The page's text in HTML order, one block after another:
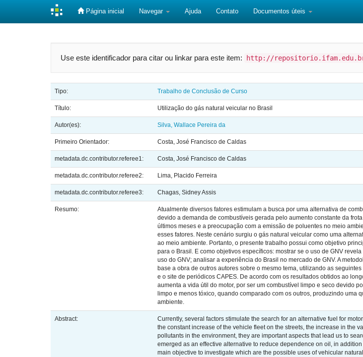
Página inicial Navegar Ajuda Contato Documentos úteis
Use este identificador para citar ou linkar para este item: http://
Tipo: Trabalho de Conclusão de Curso
Título: Utilização do gás natural veicular no Brasil
Autor(es): Silva, Wallace Pereira da
Primeiro Orientador: Costa, José Francisco de Caldas
metadata.dc.contributor.referee1: Costa, José Francisco de Caldas
metadata.dc.contributor.referee2: Lima, Placido Ferreira
metadata.dc.contributor.referee3: Chagas, Sidney Assis
Resumo:
Atualmente diversos fatores estimulam a busca por uma alternativa de
devido a demanda de combustíveis gerada pelo aumento constante da
últimos meses e a preocupação com a emissão de poluentes no meio
esses fatores. Neste cenário surgiu o gás natural veicular como uma
ao meio ambiente. Portanto, o presente trabalho possui como objetivo
para o Brasil. E como objetivos específicos: mostrar se o uso de GNV
uso do GNV; analisar a experiência do Brasil no mercado de GNV. A
base a obra de outros autores sobre o mesmo tema, utilizando as
e o site de periódicos CAPES. De acordo com os resultados obtidos ao
aumenta a vida útil do motor, por ser um combustível limpo e seco devido
limpo e menos tóxico, quando comparado com os outros, produzindo
ambiente.
Abstract:
Currently, several factors stimulate the search for an alternative fuel for
the constant increase of the vehicle fleet on the streets, the increase in the
pollutants in the environment, they are important aspects that lead us to
emerged as an effective alternative to reduce dependence on oil, in
main objective to investigate which are the possible uses of vehicular